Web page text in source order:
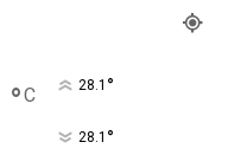
°C 28.1 °
28.1 °